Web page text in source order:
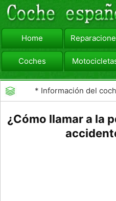
Home
Coches
viajar Camiones
* Información del
¿Cómo llamar a la